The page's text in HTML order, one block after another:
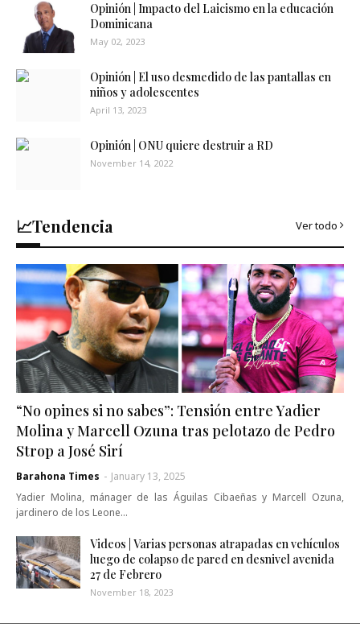
Opinión | Impacto del Laicismo en la educación
Dominicana
May 02, 2023
Opinión | El uso desmedido de las pantallas en
niños y adolescentes
April 13, 2023
Opinión | ONU quiere destruir a RD
November 14, 2022
📈Tendencia Ver todo
“No opines si no sabes”: Tensión entre Yadier
Molina y Marcell Ozuna tras pelotazo de Pedro
Strop a José Sirí
Barahona Times - January 13, 2025
Yadier Molina, mánager de las Águilas Cibaeñas y Marcell Ozuna,
jardinero de los Leone…
Videos | Varias personas atrapadas en vehículos
luego de colapso de pared en desnivel avenida
27 de Febrero
November 18, 2023